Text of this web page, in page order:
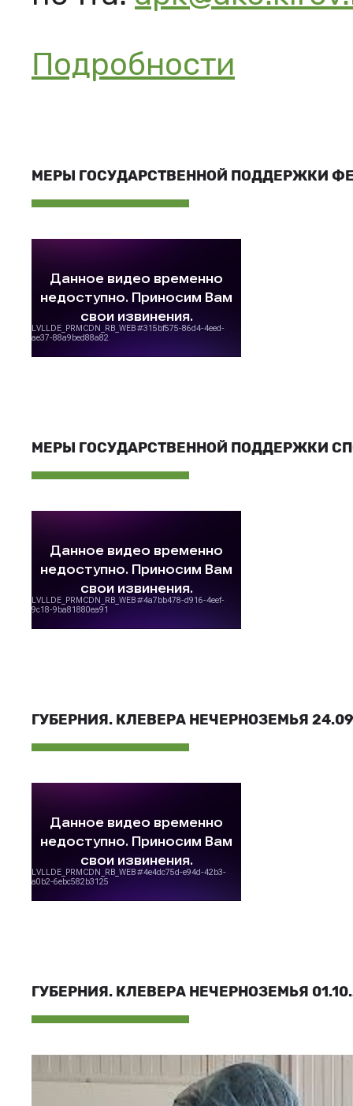
МЕРЫ ГОСУДАРСТВЕННОЙ ПОДДЕРЖКИ
МЕРЫ ГОСУДАРСТВЕННОЙ ПОДДЕРЖКИ
ГУБЕРНИЯ. КЛЕВЕРА НЕЧЕРНОЗЕМЬЯ
ГУБЕРНИЯ. КЛЕВЕРА НЕЧЕРНОЗЕМЬЯ
Подробности